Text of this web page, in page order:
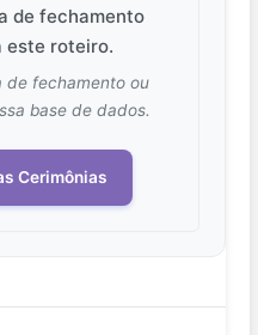
de fechamento
este roteiro.
de fechamento ou
base de dados.
Cerimônias